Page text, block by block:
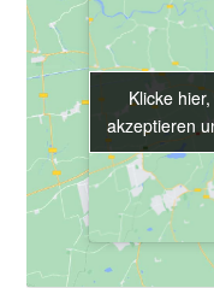
Klicke
akzeptieren
Klicke
akzeptieren